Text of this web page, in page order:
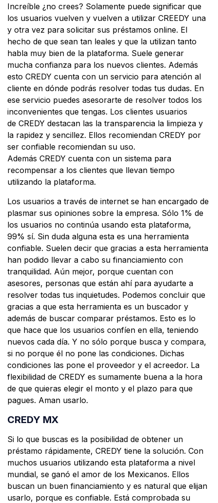
Increíble ¿no crees? Solamente puede significar que
los usuarios vuelven y vuelven a utilizar CREEDY una
y otra vez para solicitar sus préstamos online. El
hecho de que sean tan leales y que la utilizan tanto
habla muy bien de la plataforma. Suele generar
mucha confianza para los nuevos clientes. Además
esto CREDY cuenta con un servicio para atención al
cliente en dónde podrás resolver todas tus dudas. En
ese servicio puedes asesorarte de resolver todos los
inconvenientes que tengas. Los clientes usuarios
de CREDY destacan las la transparencia la limpieza y
la rapidez y sencillez. Ellos recomiendan CREDY por
ser confiable recomiendan su uso.
Además CREDY cuenta con un sistema para
recompensar a los clientes que llevan tiempo
utilizando la plataforma.
Los usuarios a través de internet se han encargado de
plasmar sus opiniones sobre la empresa. Sólo 1% de
los usuarios no continúa usando esta plataforma,
99% sí. Sin duda alguna esta es una herramienta
confiable. Suelen decir que gracias a esta herramienta
han podido llevar a cabo su financiamiento con
tranquilidad. Aún mejor, porque cuentan con
asesores, personas que están ahí para ayudarte a
resolver todas tus inquietudes. Podemos concluir que
gracias a que esta herramienta es un buscador y
además de buscar comparar préstamos. Esto es lo
que hace que los usuarios confíen en ella, teniendo
nuevos cada día. Y no sólo porque busca y compara,
si no porque él no pone las condiciones. Dichas
condiciones las pone el proveedor y el acreedor. La
flexibilidad de CREDY es sumamente buena a la hora
de que quieras elegir el monto y el plazo para que
pagues. Aman usarlo.
CREDY MX
Si lo que buscas es la posibilidad de obtener un
préstamo rápidamente, CREDY tiene la solución. Con
muchos usuarios utilizando esta plataforma a nivel
mundial, se ganó el amor de los Mexicanos. Ellos
buscan un buen financiamiento y es natural que elijan
usarlo, porque es confiable. Está comprobada su